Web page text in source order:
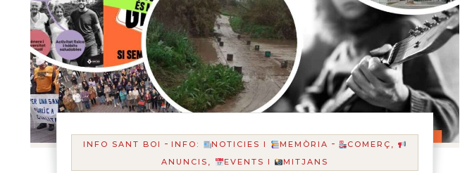
INFO SANT BOI - INFO: NOTICIES I MEMÒRIA -
COMERÇ,
ANUNCIS,
EVENTS I MITJANS